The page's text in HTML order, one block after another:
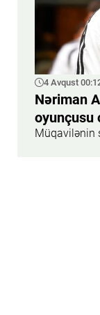
4 Avqust
Nəriman
oyunçusu
Müqavilənin